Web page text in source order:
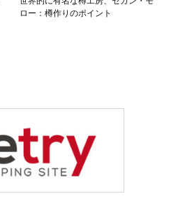
ロー：樽作りのポイント